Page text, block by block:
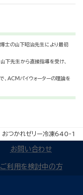
士の山下昭治先生により最初
下先生から直接指導を受け、
、ACMパイウォーターの理論を
おつかれゼリー冷凍640-1
お問い合わせ
ご利用を検討中の方